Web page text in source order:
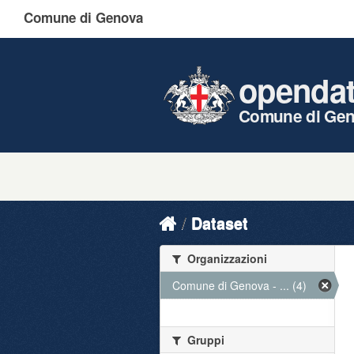
Comune di Genova
Comune di
Dataset
Organizzazioni
Comune di Genova - ... (4)
Gruppi